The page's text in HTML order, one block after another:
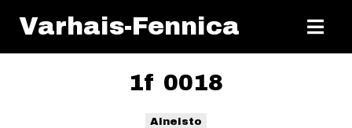
Varhais-Fennica
1f 0018
Aineisto